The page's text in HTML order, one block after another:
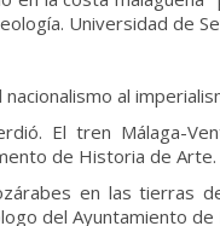
Universidad de
al
El tren Málaga-
de Historia de Arte.
en las tierras
del Ayuntamiento de